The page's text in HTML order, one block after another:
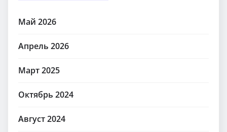
Май 2026
Апрель 2026
Март 2025
Октябрь 2024
Август 2024